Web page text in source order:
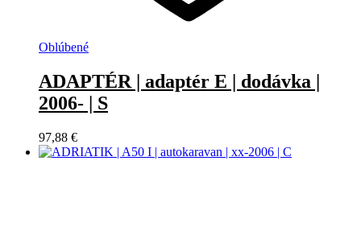
Oblúbené
ADAPTÉR | adaptér E | dodávka |
2006- | S
97,88 €